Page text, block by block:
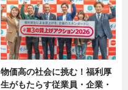
物価高の社会に挑む！福利厚
生がもたらす従業員・企業・